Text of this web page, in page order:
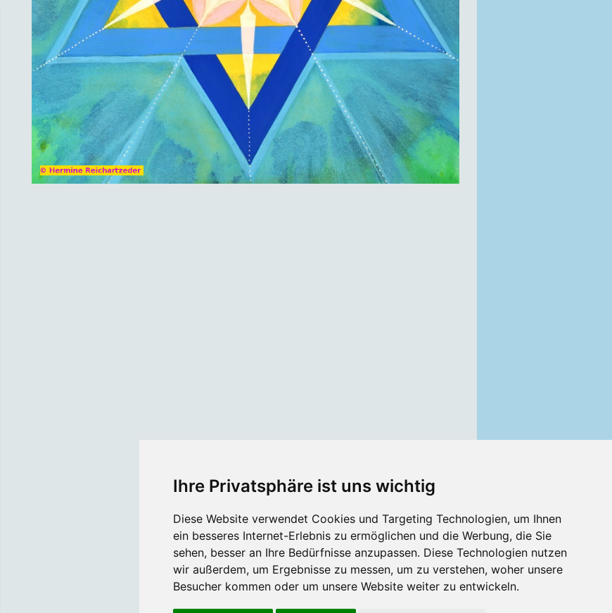
Ihre Privatsphäre ist uns wichtig
Diese Website verwendet Cookies und Targeting Technologien, um Ihnen
ein besseres Internet-Erlebnis zu ermöglichen und die Werbung, die Sie
sehen, besser an Ihre Bedürfnisse anzupassen. Diese Technologien nutzen
wir außerdem, um Ergebnisse zu messen, um zu verstehen, woher unsere
Besucher kommen oder um unsere Website weiter zu entwickeln.